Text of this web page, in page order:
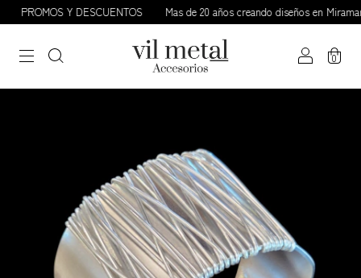
PROMOS Y DESCUENTOS Mas de 20 años creando diseños en
0